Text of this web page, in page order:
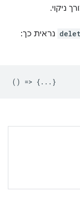
נראית כך:
() => {...}